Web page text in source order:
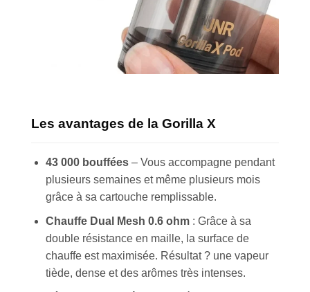
Les avantages de la Gorilla X
43 000 bouffées– Vous accompagne pendant
plusieurs semaines et même plusieurs mois
grâce à sa cartouche remplissable.
Chauffe Dual Mesh 0.6 ohm: Grâce à sa
double résistance en maille, la surface de
chauffe est maximisée. Résultat ? une vapeur
tiède, dense et des arômes très intenses.